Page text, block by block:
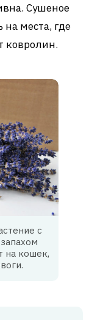
Сушеное
места, где
ковролин.
с
на кошек,